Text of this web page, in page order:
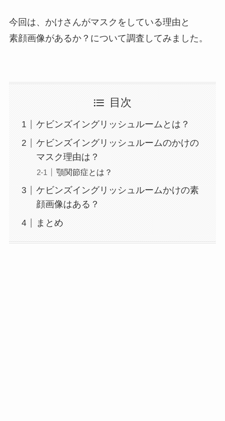
今回は、かけさんがマスクをしている理由と
素顔画像があるか？について調査してみました。
目次
ケビンズイングリッシュルームとは？
ケビンズイングリッシュルームのかけの
マスク理由は？
顎関節症とは？
ケビンズイングリッシュルームかけの素
顔画像はある？
まとめ